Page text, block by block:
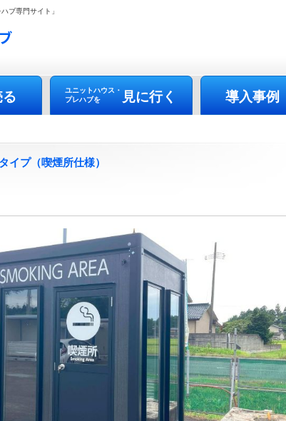
ブ専門サイト」
ユニットハウス・
プレハブを
見に行く 導入事例
イプ（喫煙所仕様）